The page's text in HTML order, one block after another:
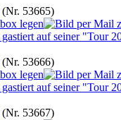
(Nr. 53665)
(Nr. 53666)
(Nr. 53667)